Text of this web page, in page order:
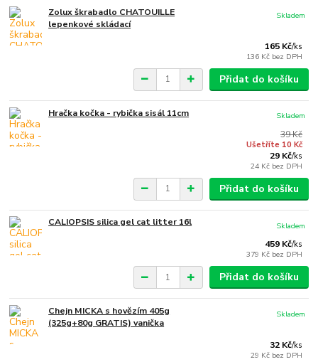
Zolux škrabadlo CHATOUILLE
lepenkové skládací
165 Kč/ks
136 Kč bez DPH
Skladem
Přidat do košíku
Hračka kočka - rybička sisál 11cm
39 Kč
Ušetříte 10 Kč
29 Kč/ks
24 Kč bez DPH
Skladem
Přidat do košíku
CALIOPSIS silica gel cat litter 16l
459 Kč/ks
379 Kč bez DPH
Skladem
Přidat do košíku
Chejn MICKA s hovězím 405g
(325g+80g GRATIS) vanička
32 Kč/ks
29 Kč bez DPH
Skladem